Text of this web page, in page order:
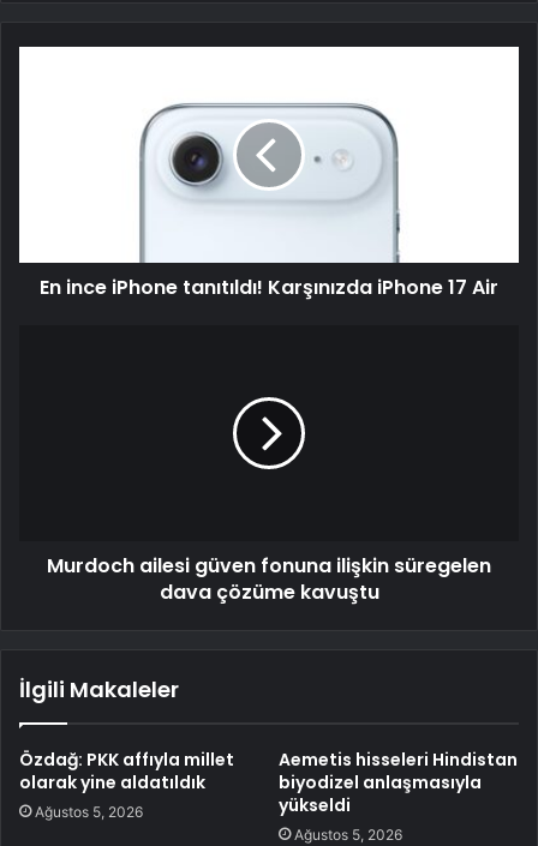
En ince iPhone tanıtıldı! Karşınızda iPhone 17 Air
Murdoch ailesi güven fonuna ilişkin süregelen
dava çözüme kavuştu
İlgili Makaleler
Özdağ: PKK affıyla millet
olarak yine aldatıldık
Ağustos 5, 2026
Aemetis hisseleri Hindistan
biyodizel anlaşmasıyla
yükseldi
Ağustos 5, 2026